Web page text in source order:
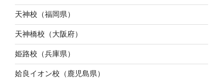
天神校（福岡県）
天神橋校（大阪府）
姫路校（兵庫県）
姶良イオン校（鹿児島県）